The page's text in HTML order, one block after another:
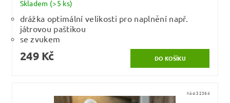
Skladem (>5 ks)
drážka optimální velikosti pro naplnění např.
játrovou paštikou
se zvukem
249 Kč
Kód:32364